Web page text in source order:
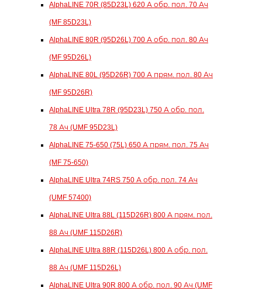
AlphaLINE 70R (85D23L) 620 А обр. пол. 70 Ач
(MF 85D23L)
AlphaLINE 80R (95D26L) 700 А обр. пол. 80 Ач
(MF 95D26L)
AlphaLINE 80L (95D26R) 700 А прям. пол. 80 Ач
(MF 95D26R)
AlphaLINE Ultra 78R (95D23L) 750 А обр. пол.
78 Ач (UMF 95D23L)
AlphaLINE 75-650 (75L) 650 А прям. пол. 75 Ач
(MF 75-650)
AlphaLINE Ultra 74RS 750 А обр. пол. 74 Ач
(UMF 57400)
AlphaLINE Ultra 88L (115D26R) 800 А прям. пол.
88 Ач (UMF 115D26R)
AlphaLINE Ultra 88R (115D26L) 800 А обр. пол.
88 Ач (UMF 115D26L)
AlphaLINE Ultra 90R 800 А обр. пол. 90 Ач (UMF